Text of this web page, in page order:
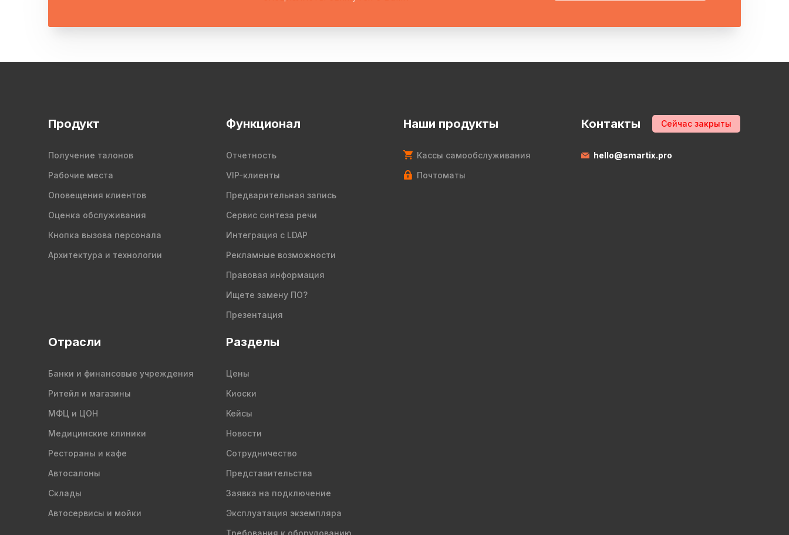
Продукт
Получение талонов
Рабочие места
Оповещения клиентов
Оценка обслуживания
Кнопка вызова персонала
Архитектура и технологии
Функционал
Отчетность
VIP-клиенты
Предварительная запись
Сервис синтеза речи
Интеграция с LDAP
Рекламные возможности
Правовая информация
Ищете замену ПО?
Презентация
Наши продукты
Кассы самообслуживания
Почтоматы
Контакты Сейчас закрыты
hello@smartix.pro
Отрасли
Банки и финансовые учреждения
Ритейл и магазины
МФЦ и ЦОН
Медицинские клиники
Рестораны и кафе
Автосалоны
Склады
Автосервисы и мойки
Разделы
Цены
Киоски
Кейсы
Новости
Сотрудничество
Представительства
Заявка на подключение
Эксплуатация экземпляра